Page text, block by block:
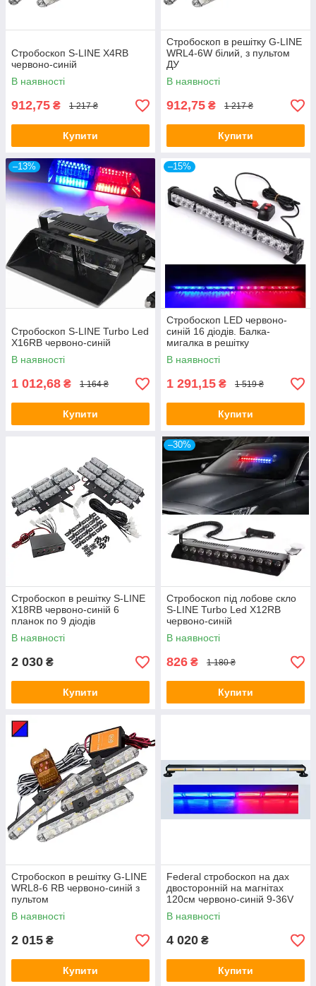
Стробоскоп S-LINE X4RB
червоно-синій
В наявності
912,75 ₴ 1 217 ₴
Купити
Стробоскоп в решітку G-LINE
WRL4-6W білий, з пультом
ДУ
В наявності
912,75 ₴ 1 217 ₴
Купити
–13%
Стробоскоп S-LINE Turbo Led
X16RB червоно-синій
В наявності
1 012,68 ₴ 1 164 ₴
Купити
–15%
Стробоскоп LED червоно-
синій 16 діодів. Балка-
мигалка в решітку
(Спецсигнал красно-синий)
45см
В наявності
1 291,15 ₴ 1 519 ₴
Купити
Стробоскоп в решітку S-LINE
X18RB червоно-синій 6
планок по 9 діодів
В наявності
2 030 ₴
Купити
–30%
Стробоскоп під лобове скло
S-LINE Turbo Led X12RB
червоно-синій
В наявності
826 ₴ 1 180 ₴
Купити
Стробоскоп в решітку G-LINE
WRL8-6 RB червоно-синій з
пультом
В наявності
2 015 ₴
Купити
Federal стробоскоп на дах
двосторонній на магнітах
120см червоно-синій 9-36V
0.9мм
В наявності
4 020 ₴
Купити